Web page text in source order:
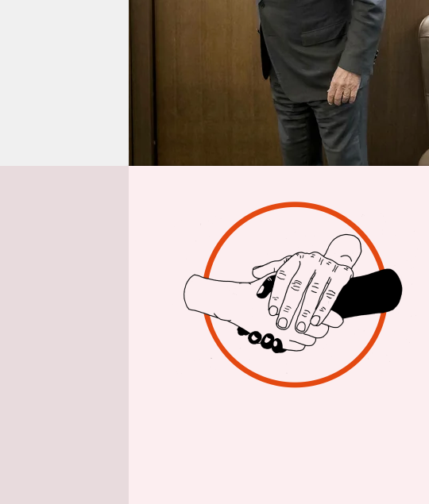
Der Besuch begann
Donnerstag im
Benjamin
drei Termine: Erst
der Hauptstadt.
Kanzleramt,
Abend war er dann
War es der letzte